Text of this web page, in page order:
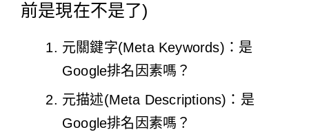
前是現在不是了)
元關鍵字(Meta Keywords)：是
Google排名因素嗎？
元描述(Meta Descriptions)：是
Google排名因素嗎？